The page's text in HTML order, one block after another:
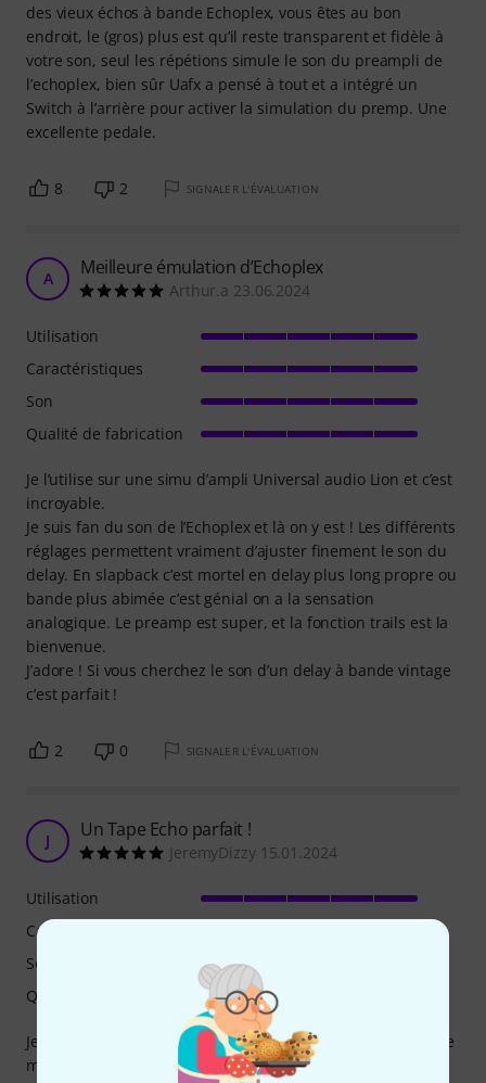
des vieux échos à bande Echoplex, vous êtes au bon
endroit, le (gros) plus est qu’il reste transparent et fidèle à
votre son, seul les répétions simule le son du preampli de
l’echoplex, bien sûr Uafx a pensé à tout et a intégré un
Switch à l’arrière pour activer la simulation du premp. Une
excellente pedale.
8 2 SIGNALER L'ÉVALUATION
A Meilleure émulation d’Echoplex
Arthur.a 23.06.2024
Je l’utilise sur une simu d’ampli Universal audio Lion et c’est
incroyable.
Je suis fan du son de l’Echoplex et là on y est ! Les différents
réglages permettent vraiment d’ajuster finement le son du
delay. En slapback c’est mortel en delay plus long propre ou
bande plus abimée c’est génial on a la sensation
analogique. Le preamp est super, et la fonction trails est la
bienvenue.
J’adore ! Si vous cherchez le son d’un delay à bande vintage
c’est parfait !
Utilisation
Caractéristiques
Son
Qualité de fabrication
2 0 SIGNALER L'ÉVALUATION
J Un Tape Echo parfait !
JeremyDizzy 15.01.2024
Je suis toujours sceptique à acheter du matériel numérique
mais ayant déja une pédale Golde UAFX (excellente) je me
Utilisation
Caractéristiques
Son
Qualité de fabrication